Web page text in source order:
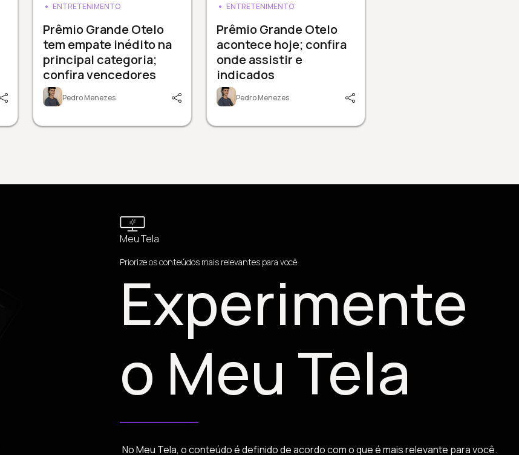
ENTRETENIMENTO
Prêmio Grande Otelo
tem empate inédito na
principal categoria;
confira vencedores
Pedro Menezes
ENTRETENIMENTO
Prêmio Grande Otelo
acontece hoje; confira
onde assistir e
indicados
Pedro Menezes
Meu Tela
Priorize os conteúdos mais relevantes para você
Experimente
o Meu Tela
No Meu Tela, o conteúdo é definido de acordo com o que é mais relevante para você.